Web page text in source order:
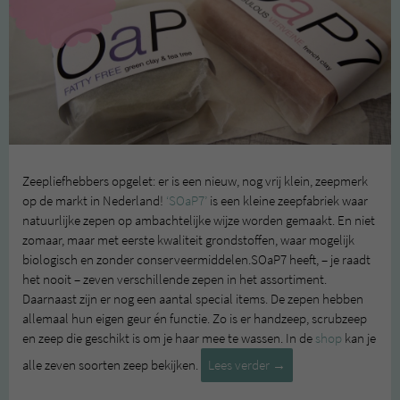
Zeepliefhebbers opgelet: er is een nieuw, nog vrij klein, zeepmerk
op de markt in Nederland! ‘SOaP7’ is een kleine zeepfabriek waar
natuurlijke zepen op ambachtelijke wijze worden gemaakt. En niet
zomaar, maar met eerste kwaliteit grondstoffen, waar mogelijk
biologisch en zonder conserveermiddelen.SOaP7 heeft, – je raadt
het nooit – zeven verschillende zepen in het assortiment.
Daarnaast zijn er nog een aantal special items. De zepen hebben
allemaal hun eigen geur én functie. Zo is er handzeep, scrubzeep
en zeep die geschikt is om je haar mee te wassen. In de shop kan je
alle zeven soorten zeep bekijken.
Lees verder Review:
Soap7
→